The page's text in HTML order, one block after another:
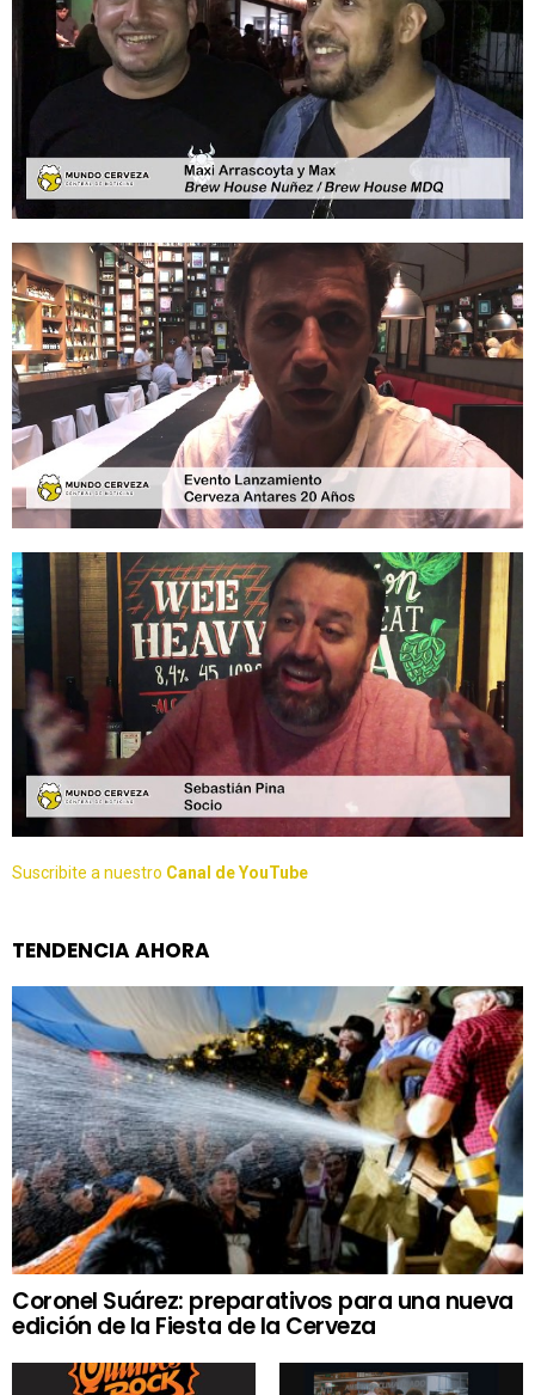
Suscribite a nuestro Canal de YouTube
TENDENCIA AHORA
Coronel Suárez: preparativos para una nueva
edición de la Fiesta de la Cerveza